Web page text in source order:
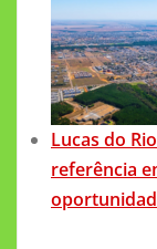
Lucas do
referência